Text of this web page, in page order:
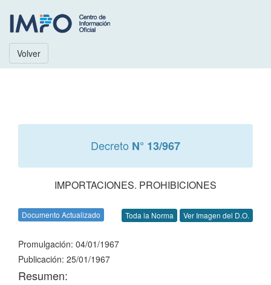
Volver
Decreto N° 13/967
IMPORTACIONES. PROHIBICIONES
Documento Actualizado Toda la Norma Ver Imagen del D.O.
Promulgación: 04/01/1967
Publicación: 25/01/1967
Resumen: